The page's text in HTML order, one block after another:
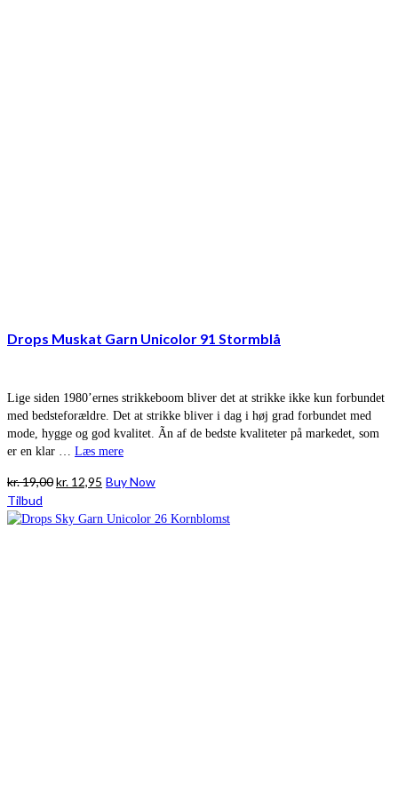
Drops Muskat Garn Unicolor 91 Stormblå
Lige siden 1980’ernes strikkeboom bliver det at strikke ikke kun forbundet
med bedsteforældre. Det at strikke bliver i dag i høj grad forbundet med
mode, hygge og god kvalitet. Ãn af de bedste kvaliteter på markedet, som
er en klar … Læs mere
kr.19,00Den
pris
kr. 12,95 Den
pris
Buy Now
Tilbud